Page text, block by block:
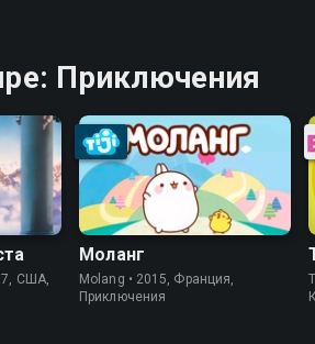
Приключения
США,
Моланг
Molang • 2015, Франция,
Приключения